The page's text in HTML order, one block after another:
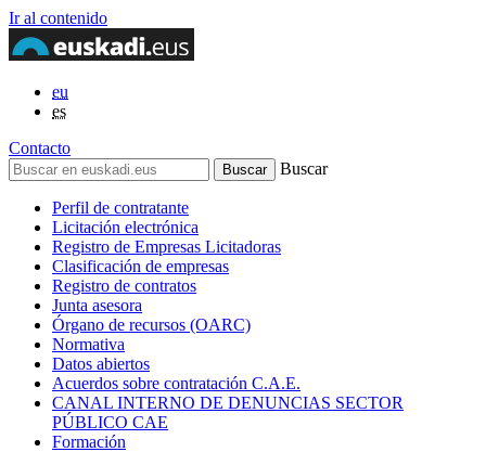
Ir al contenido
eu
es
Contacto
Buscar
Perfil de contratante
Licitación electrónica
Registro de Empresas Licitadoras
Clasificación de empresas
Registro de contratos
Junta asesora
Órgano de recursos (OARC)
Normativa
Datos abiertos
Acuerdos sobre contratación C.A.E.
CANAL INTERNO DE DENUNCIAS SECTOR
PÚBLICO CAE
Formación